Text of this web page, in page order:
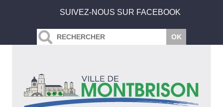
SUIVEZ-NOUS SUR FACEBOOK